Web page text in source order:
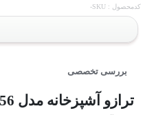
کدمحصول : SKU-
بررسی تخصصی
ترازو آشپزخانه مدل EK5556 فرولیک (Frolic)